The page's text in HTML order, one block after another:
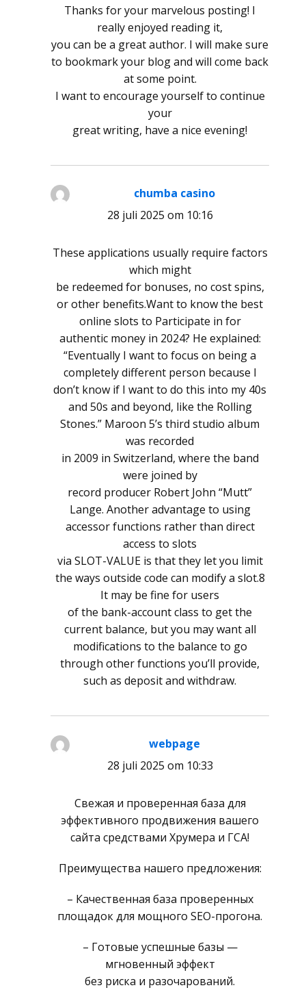
Thanks for your marvelous posting! I
really enjoyed reading it,
you can be a great author. I will make sure
to bookmark your blog and will come back
at some point.
I want to encourage yourself to continue
your
great writing, have a nice evening!
chumba casinoschreef:
28 juli 2025 om 10:16
These applications usually require factors
which might
be redeemed for bonuses, no cost spins,
or other benefits.Want to know the best
online slots to Participate in for
authentic money in 2024? He explained:
“Eventually I want to focus on being a
completely different person because I
don’t know if I want to do this into my 40s
and 50s and beyond, like the Rolling
Stones.” Maroon 5’s third studio album
was recorded
in 2009 in Switzerland, where the band
were joined by
record producer Robert John “Mutt”
Lange. Another advantage to using
accessor functions rather than direct
access to slots
via SLOT-VALUE is that they let you limit
the ways outside code can modify a slot.8
It may be fine for users
of the bank-account class to get the
current balance, but you may want all
modifications to the balance to go
through other functions you’ll provide,
such as deposit and withdraw.
webpage
28 juli 2025 om 10:33
Свежая и проверенная база для
эффективного продвижения вашего
сайта средствами Хрумера и ГСА!
Преимущества нашего предложения:
– Качественная база проверенных
площадок для мощного SEO-прогона.
– Готовые успешные базы —
мгновенный эффект
без риска и разочарований.